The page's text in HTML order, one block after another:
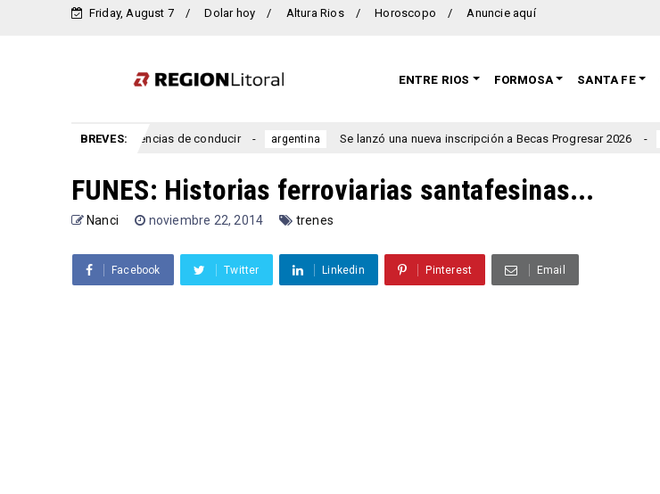
Friday, August 7 Dolar hoy Altura Rios Horoscopo Anuncie aquí
ENTRE RIOS FORMOSA SANTA FE
BREVES:
nuevas licencias de conducir argentina Se lanzó una nueva inscripción a Becas Progresar 2026 clima
FUNES: Historias ferroviarias santafesinas...
Nanci noviembre 22, 2014 trenes
Facebook Twitter Linkedin Pinterest Email